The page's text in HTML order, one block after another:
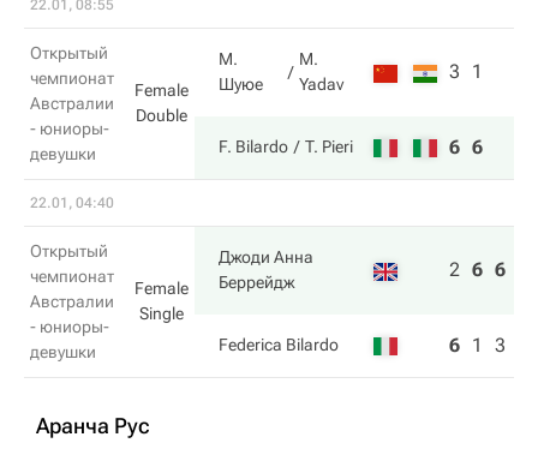
22.01, 08:55
Открытый
чемпионат
Австралии
- юниоры-
девушки
Female
Double
М.
Шуюе
M.
Yadav
3 1
F. Bilardo T. Pieri 6 6
22.01, 04:40
Открытый
чемпионат
Австралии
- юниоры-
девушки
Female
Single
Джоди Анна
Беррейдж
2 6 6
Federica Bilardo 6 1 3
Аранча Рус